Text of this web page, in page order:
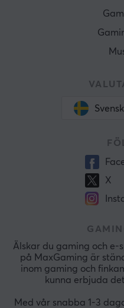
X
Älskar du gaming och e-
på MaxGaming är
inom gaming och
kunna erbjuda
Med vår snabba 1-3